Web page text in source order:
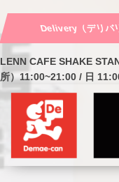
Delivery（デリバ
LENN CAFE SHAKE
所）11:00~21:00 / 日